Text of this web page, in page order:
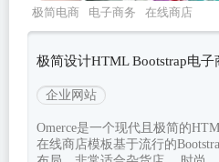
极简电商 电子商务
在线商店
omerce
Bootstrapv537
极简设计HTML Bootstrap电子
企业网站
Omerce是一个现代且极简的
在线商店模板基于流行的